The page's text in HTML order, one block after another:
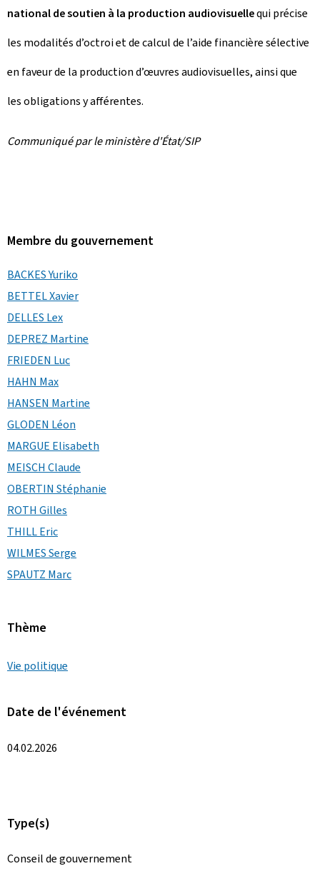
national de soutien à la production audiovisuellequi précise
les modalités d’octroi et de calcul de l’aide financière sélective
en faveur de la production d’œuvres audiovisuelles, ainsi que
les obligations y afférentes.
Communiqué par le ministère d'État/SIP
Membre du gouvernement
BACKES Yuriko
BETTEL Xavier
DELLES Lex
DEPREZ Martine
FRIEDEN Luc
HAHN Max
HANSEN Martine
GLODEN Léon
MARGUE Elisabeth
MEISCH Claude
OBERTIN Stéphanie
ROTH Gilles
THILL Eric
WILMES Serge
SPAUTZ Marc
Thème
Vie politique
Date de l'événement
04.02.2026
Type(s)
Conseil de gouvernement